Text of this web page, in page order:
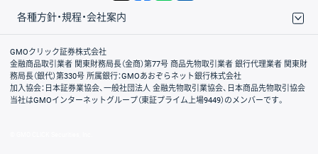
各種方針・規程・会社案内
取引規程・約款
サイトマップ
その他のご案内
個人情報保護方針
最良執行方針
サイトのご利用について
ディスクレイマー
信託保全
リスク説明
会社案内
GMOクリック証券株式会社
金融商品取引業者 関東財務局長（金商）第77号 商品先物取引業者 銀行代理業者 関東財
務局長（銀代）第330号 所属銀行：GMOあおぞらネット銀行株式会社
加入協会：日本証券業協会、一般社団法人 金融先物取引業協会、日本商品先物取引協会
当社はGMOインターネットグループ（東証プライム上場9449）のメンバーです。